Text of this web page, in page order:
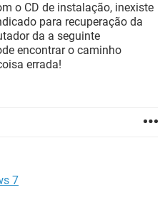
GMAIL
EXCEL
o CD de instalação, inexiste
para recuperação da
da a seguinte
encontrar o caminho
errada!
7